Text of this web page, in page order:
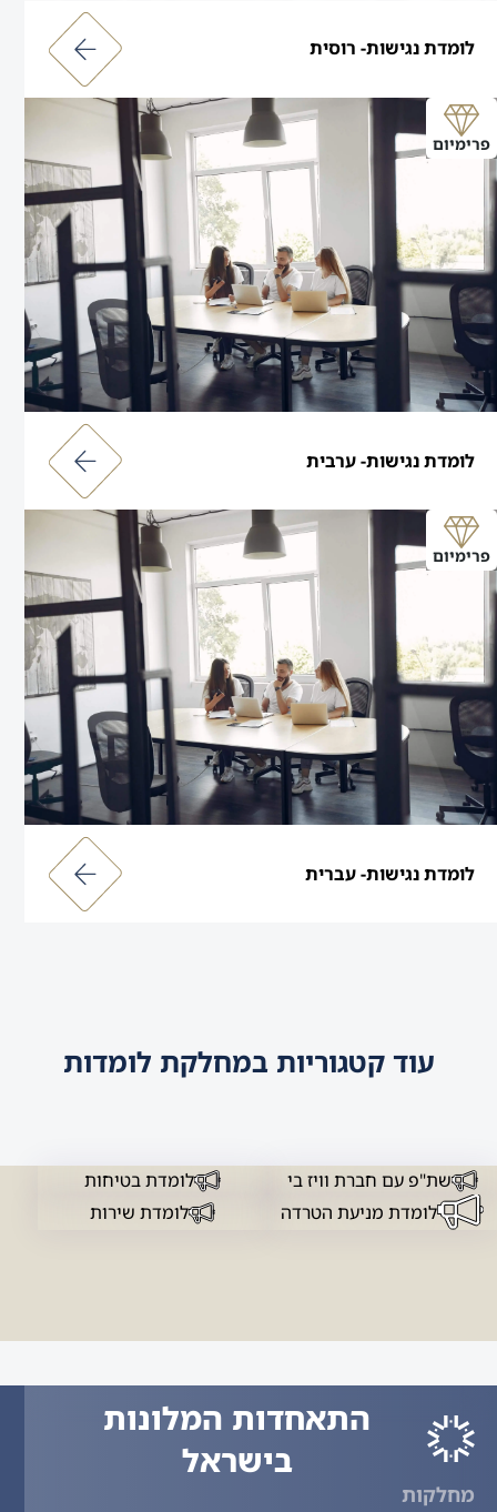
לומדת נגישות- רוסית
פרימיום
לומדת נגישות- ערבית
פרימיום
לומדת נגישות- עברית
עוד קטגוריות במחלקת לומדות
שת"פ עם חברת וויז בי
לומדת בטיחות
לומדת מניעת הטרדה
לומדת שירות
התאחדות המלונות
בישראל
מחלקות